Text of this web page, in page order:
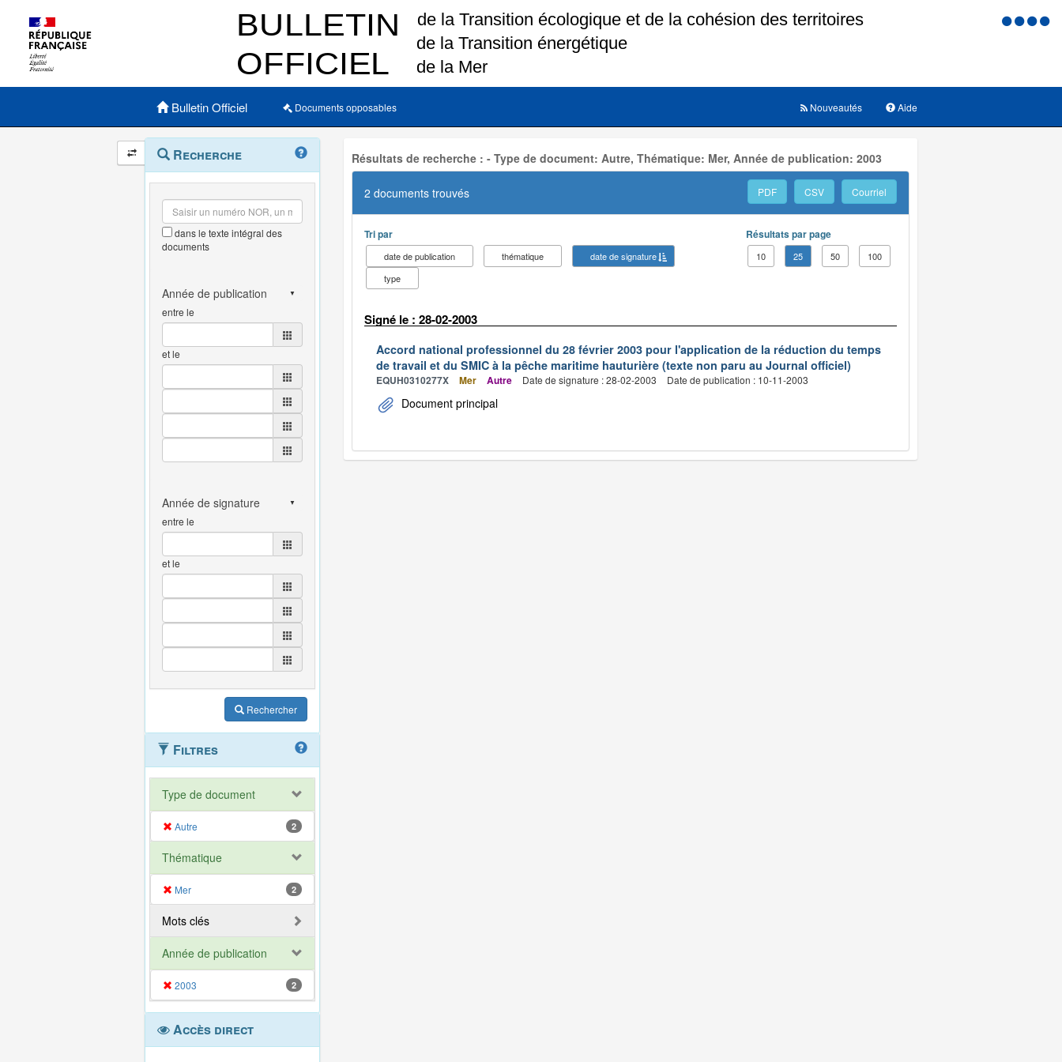
Menu
Menu principal
Bulletin Officiel Documents opposables Aide
Nouveautés
Navigation
et
outils
annexes
Menu
contextuel
Recherche
dans le texte intégral des
documents
entre le
et le
entre le
et le
Rechercher
Filtres
Type de document
Autre 2
Thématique
Mer 2
Mots clés
Année de publication
2003 2
Accès direct
Résultats de recherche : - Type de document: Autre, Thématique: Mer, Année de publication: 2003
2 documents trouvés PDF CSV Courriel
Tri par
date de publication thématique
date de signature
type
Résultats par page
10 25 50 100
Signé le : 28-02-2003
Accord national professionnel du 28 février 2003 pour l'application de la réduction du temps
de travail et du SMIC à la pêche maritime hauturière (texte non paru au Journal officiel)
EQUH0310277X Mer Autre Date de signature : 28-02-2003 Date de publication : 10-11-2003
Document principal